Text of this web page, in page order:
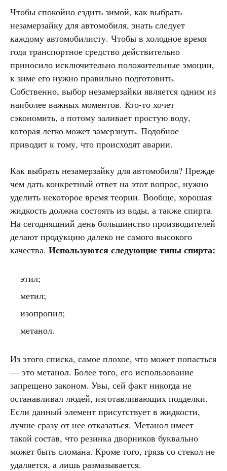
Чтобы спокойно ездить зимой, как выбрать
незамерзайку для автомобиля, знать следует
каждому автомобилисту. Чтобы в холодное время
года транспортное средство действительно
приносило исключительно положительные эмоции,
к зиме его нужно правильно подготовить.
Собственно, выбор незамерзайки является одним из
наиболее важных моментов. Кто-то хочет
сэкономить, а потому заливает простую воду,
которая легко может замерзнуть. Подобное
приводит к тому, что происходят аварии.
Как выбрать незамерзайку для автомобиля? Прежде
чем дать конкретный ответ на этот вопрос, нужно
уделить некоторое время теории. Вообще, хорошая
жидкость должна состоять из воды, а также спирта.
На сегодняшний день большинство производителей
делают продукцию далеко не самого высокого
качества. Используются следующие типы спирта:
этил;
метил;
изопропил;
метанол.
Из этого списка, самое плохое, что может попасться
— это метанол. Более того, его использование
запрещено законом. Увы, сей факт никогда не
останавливал людей, изготавливающих подделки.
Если данный элемент присутствует в жидкости,
лучше сразу от нее отказаться. Метанол имеет
такой состав, что резинка дворников буквально
может быть сломана. Кроме того, грязь со стекол не
удаляется, а лишь размазывается.